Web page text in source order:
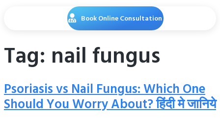
Book Online Consultation
Tag: nail fungus
Psoriasis vs Nail Fungus: Which One
Should You Worry About? हिंदी मे जानिये